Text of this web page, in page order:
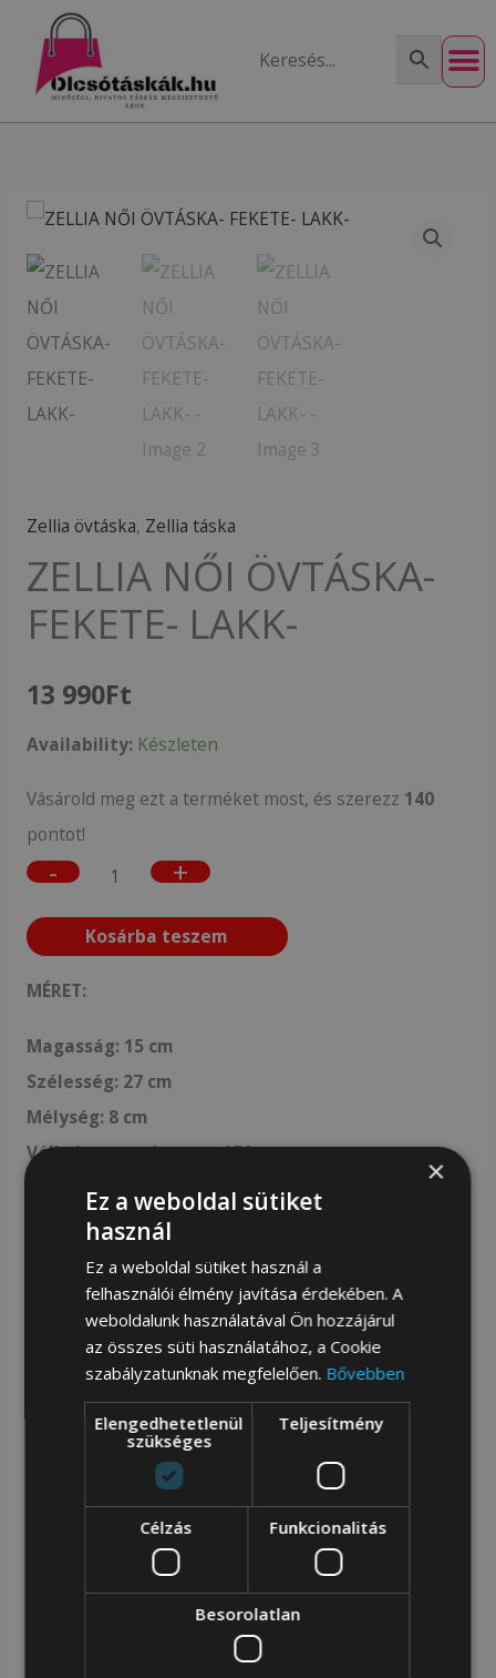
content
Zellia övtáska, Zellia táska
ZELLIA NŐI ÖVTÁSKA-
FEKETE- LAKK-
13 990Ft
Availability: Készleten
Vásárold meg ezt a terméket most, és szerezz 140
pontot!
-
ZELLIA
+
Kosárba teszem
MÉRET:
Magasság: 15 cm
Szélesség: 27 cm
Mélység: 8 cm
Vállpánt max. hossza: 150 cm
Ez a stílusos és elegáns övtáska tökéletes választás
azoknak, akik egy kisméretű, de praktikus táskát
keresnek mindennapi használatra. A táska fő rekesze
elegendő helyet biztosít pénztárcának, telefonnak és
egyéb kisebb tárgyaknak. . A táska hátulján egy
cipzáros zseb található, amely ideális értékek vagy
fontos dokumentumok tárolására. A táska állítható
hevederekkel rendelkezik, így kényelmesen viselheti
a derekán vagy a csípőjén.
Zellia övtáska,Zellia táska
×
Ez a weboldal sütiket
használ
Ez a weboldal sütiket használ a
felhasználói élmény javítása érdekében. A
weboldalunk használatával Ön hozzájárul
az összes süti használatához, a Cookie
szabályzatunknak megfelelően. Bővebben
Elengedhetetlenül
szükséges
Teljesítmény
Célzás Funkcionalitás
Besorolatlan